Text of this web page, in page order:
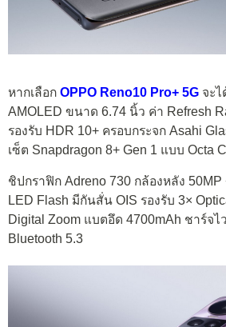
หากเลือก OPPO Reno10 Pro+ 5G จะไ
AMOLED ขนาด 6.74 นิ้ว ค่า Refresh
รองรับ HDR 10+ ครอบกระจก Asahi
เซ็ต Snapdragon 8+ Gen 1 แบบ Octa
ชิปกราฟิก Adreno 730 กล้องหลัง 50MP
LED Flash มีกันสั่น OIS รองรับ 3×
Digital Zoom แบตอึด 4700mAh ชาร์จไ
Bluetooth 5.3